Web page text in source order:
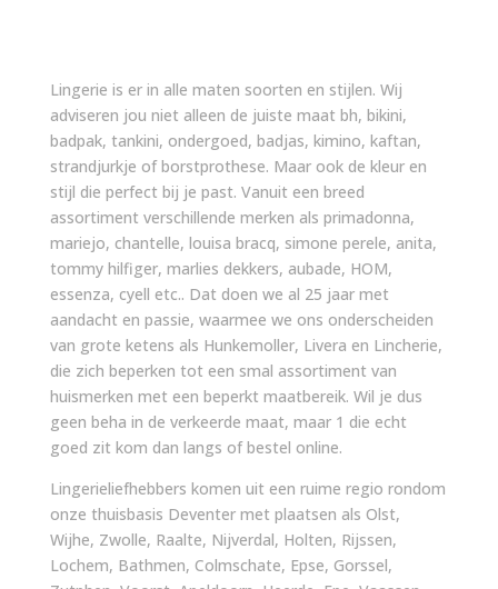
Lingerie is er in alle maten soorten en stijlen. Wij
adviseren jou niet alleen de juiste maat bh, bikini,
badpak, tankini, ondergoed, badjas, kimino, kaftan,
strandjurkje of borstprothese. Maar ook de kleur en
stijl die perfect bij je past. Vanuit een breed
assortiment verschillende merken als primadonna,
mariejo, chantelle, louisa bracq, simone perele, anita,
tommy hilfiger, marlies dekkers, aubade, HOM,
essenza, cyell etc.. Dat doen we al 25 jaar met
aandacht en passie, waarmee we ons onderscheiden
van grote ketens als Hunkemoller, Livera en Lincherie,
die zich beperken tot een smal assortiment van
huismerken met een beperkt maatbereik. Wil je dus
geen beha in de verkeerde maat, maar 1 die echt
goed zit kom dan langs of bestel online.
Lingerieliefhebbers komen uit een ruime regio rondom
onze thuisbasis Deventer met plaatsen als Olst,
Wijhe, Zwolle, Raalte, Nijverdal, Holten, Rijssen,
Lochem, Bathmen, Colmschate, Epse, Gorssel,